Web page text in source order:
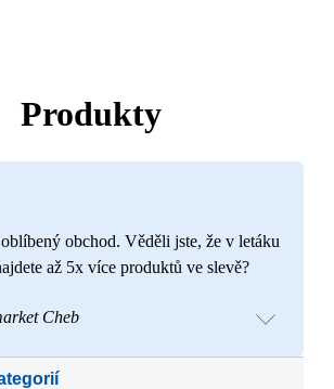
Produkty
obchod. Věděli jste, že v letáku
až 5x více produktů ve slevě?
Cheb